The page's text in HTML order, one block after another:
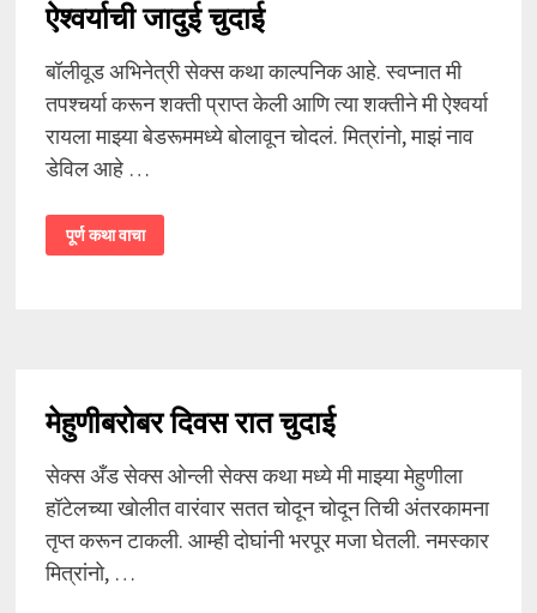
ऐश्वर्याची जादुई चुदाई
बॉलीवूड अभिनेत्री सेक्स कथा काल्पनिक आहे. स्वप्नात मी
तपश्चर्या करून शक्ती प्राप्त केली आणि त्या शक्तीने मी ऐश्वर्या
रायला माझ्या बेडरूममध्ये बोलावून चोदलं. मित्रांनो, माझं नाव
डेविल आहे …
ऐश्वर्याची
जादुई
चुदाई
पूर्ण कथा वाचा
मेहुणीबरोबर दिवस रात चुदाई
सेक्स अँड सेक्स ओन्ली सेक्स कथा मध्ये मी माझ्या मेहुणीला
हॉटेलच्या खोलीत वारंवार सतत चोदून चोदून तिची अंतरकामना
तृप्त करून टाकली. आम्ही दोघांनी भरपूर मजा घेतली. नमस्कार
मित्रांनो, …